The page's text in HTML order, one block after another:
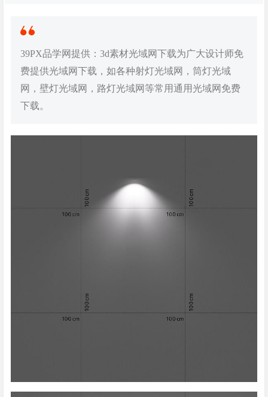
39PX品学网提供：3d素材光域网下载为广大设计师免
费提供光域网下载，如各种射灯光域网，筒灯光域
网，壁灯光域网，路灯光域网等常用通用光域网免费
下载。